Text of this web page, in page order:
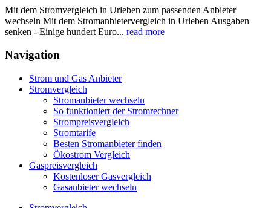
Mit dem Stromvergleich in Urleben zum passenden Anbieter
wechseln Mit dem Stromanbietervergleich in Urleben Ausgaben
senken - Einige hundert Euro... read more
Navigation
Strom und Gas Anbieter
Stromvergleich
Stromanbieter wechseln
So funktioniert der Stromrechner
Strompreisvergleich
Stromtarife
Besten Stromanbieter finden
Ökostrom Vergleich
Gaspreisvergleich
Kostenloser Gasvergleich
Gasanbieter wechseln